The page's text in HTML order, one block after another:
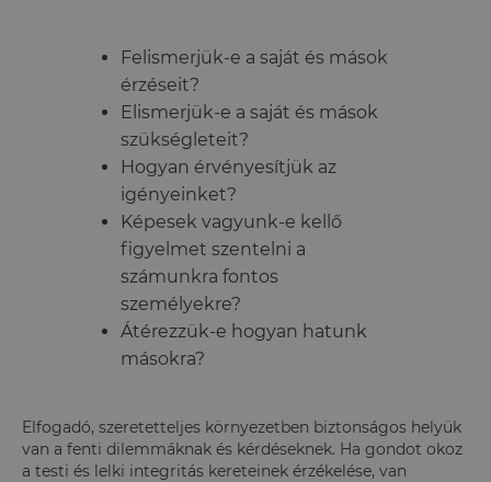
Felismerjük-e a saját és mások
érzéseit?
Elismerjük-e a saját és mások
szükségleteit?
Hogyan érvényesítjük az
igényeinket?
Képesek vagyunk-e kellő
figyelmet szentelni a
számunkra fontos
személyekre?
Átérezzük-e hogyan hatunk
másokra?
Elfogadó, szeretetteljes környezetben biztonságos helyük
van a fenti dilemmáknak és kérdéseknek. Ha gondot okoz
a testi és lelki integritás kereteinek érzékelése, van